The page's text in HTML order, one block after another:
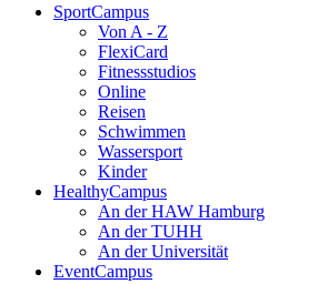
SportCampus
Von A - Z
FlexiCard
Fitnessstudios
Online
Reisen
Schwimmen
Wassersport
Kinder
HealthyCampus
An der HAW Hamburg
An der TUHH
An der Universität
EventCampus